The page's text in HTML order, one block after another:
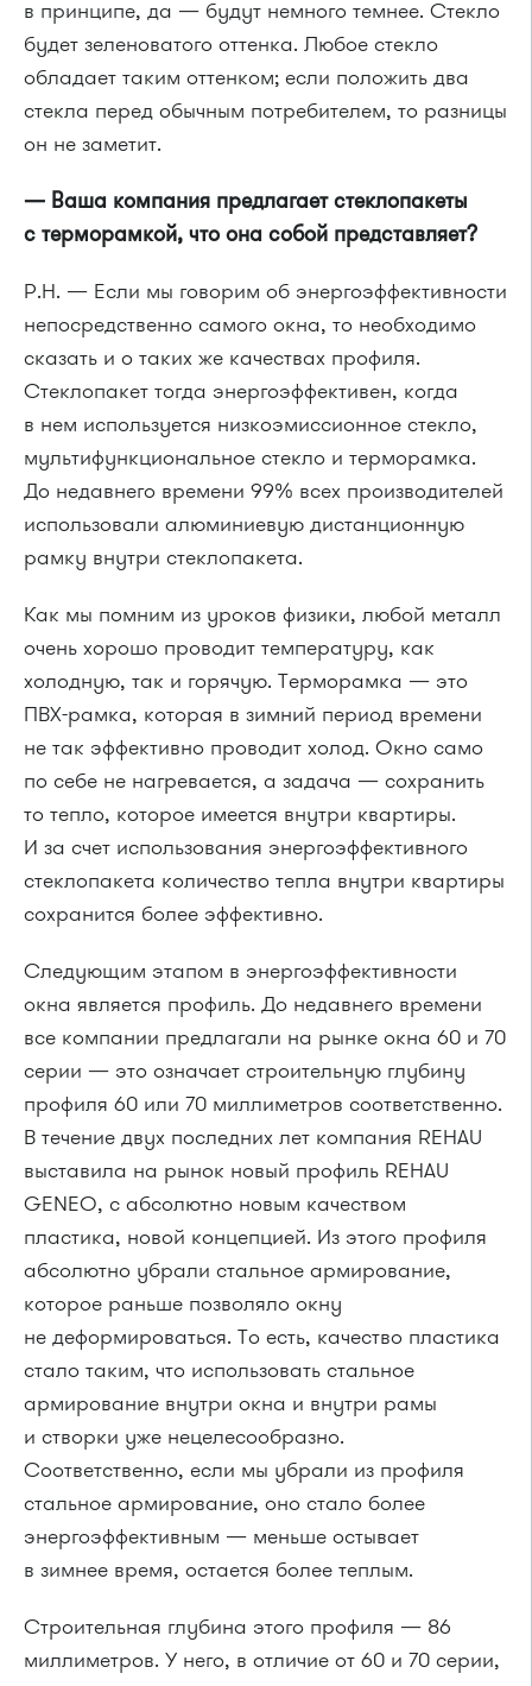
в принципе, да — будут немного темнее. Стекло
будет зеленоватого оттенка. Любое стекло
обладает таким оттенком; если положить два
стекла перед обычным потребителем, то разницы
он не заметит.
— Ваша компания предлагает стеклопакеты
с терморамкой, что она собой представляет?
Р.Н. — Если мы говорим об энергоэффективности
непосредственно самого окна, то необходимо
сказать и о таких же качествах профиля.
Стеклопакет тогда энергоэффективен, когда
в нем используется низкоэмиссионное стекло,
мультифункциональное стекло и терморамка.
До недавнего времени 99% всех производителей
использовали алюминиевую дистанционную
рамку внутри стеклопакета.
Как мы помним из уроков физики, любой металл
очень хорошо проводит температуру, как
холодную, так и горячую. Терморамка — это
ПВХ-рамка, которая в зимний период времени
не так эффективно проводит холод. Окно само
по себе не нагревается, а задача — сохранить
то тепло, которое имеется внутри квартиры.
И за счет использования энергоэффективного
стеклопакета количество тепла внутри квартиры
сохранится более эффективно.
Следующим этапом в энергоэффективности
окна является профиль. До недавнего времени
все компании предлагали на рынке окна 60 и 70
серии — это означает строительную глубину
профиля 60 или 70 миллиметров соответственно.
В течение двух последних лет компания REHAU
выставила на рынок новый профиль REHAU
GENEO, с абсолютно новым качеством
пластика, новой концепцией. Из этого профиля
абсолютно убрали стальное армирование,
которое раньше позволяло окну
не деформироваться. То есть, качество пластика
стало таким, что использовать стальное
армирование внутри окна и внутри рамы
и створки уже нецелесообразно.
Соответственно, если мы убрали из профиля
стальное армирование, оно стало более
энергоэффективным — меньше остывает
в зимнее время, остается более теплым.
Строительная глубина этого профиля — 86
миллиметров. У него, в отличие от 60 и 70 серии,